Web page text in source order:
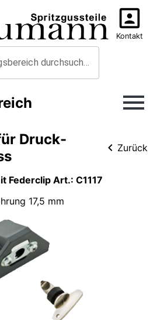
Halterungsbereich durchsuchen
Kontakt
Druck-
Zurück
Federclip Art.: C1117
17,5 mm